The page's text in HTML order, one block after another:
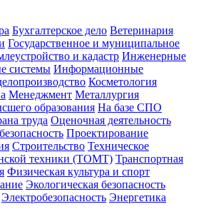
Бухгалтерское дело Ветеринария
Государственное и муниципальное
и кадастр Инженерные
системы Информационные
Косметология
Менеджмент Металлургия
образования На базе СПО
труда Оценочная деятельность
Проектирование
Строительство Техническое
техники (ТОМТ) Транспортная
Физическая культура и спорт
Экологическая безопасность
Электробезопасность Энергетика